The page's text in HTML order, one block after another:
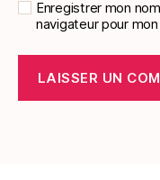
Enregistrer mon
navigateur pour